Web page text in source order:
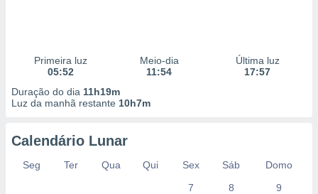
Primeira luz
05:52
Meio-dia
11:54
Última luz
17:57
Duração do dia 11h19m
Luz da manhã restante 10h7m
Calendário Lunar
Seg Ter Qua Qui Sex Sáb
Domo
7
8 9